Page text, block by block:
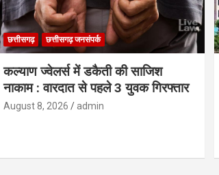
छत्तीसगढ़ छत्तीसगढ़ जनसंपर्क
कल्याण ज्वेलर्स में डकैती की साजिश
नाकाम : वारदात से पहले 3 युवक गिरफ्तार
August 8, 2026 admin